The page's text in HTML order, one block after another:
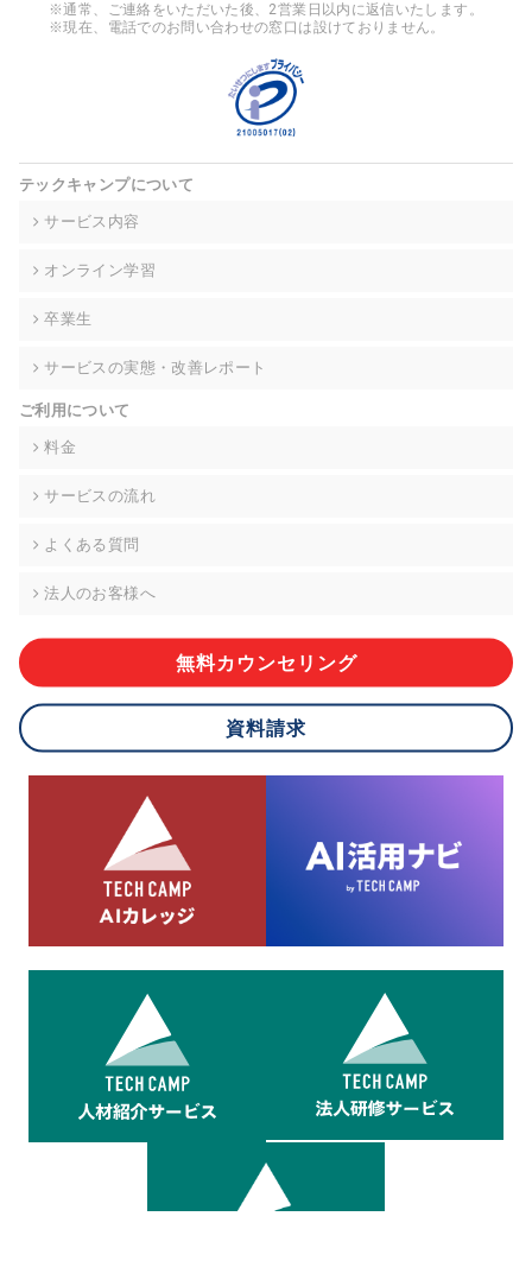
ンをとるために、氏名等の一部の情報をサービス内で使用する
チャットツールで発信することにより、本サービスの他の利用
者等に提供することがあります。
当社は事業運営上、前項利用目的の範囲に限って個人情報を外
高い委託先を選定し、個人情報の適正管理・機密保持について
個人情報の開示等(利用目的の通知、開示、内容の訂正・追加・
て、下記の当社問合わせ窓口に申し出ることができます。その
的な期間内に対応いたします。ただし、申請が本人確認が不可
により、ご希望に添えない場合があります。 なお、アクセスロ
グなどの個人情報以外の情報については、原則として開示等は
株式会社div 個人情報問合せ窓口
メールアドレス:privacy_policy@di-v.co.jp
ご本人様が当社に個人情報を提供されるかどうかは任意による
応ができない場合があります。
8.cookieにより取得・分析した情報とその利用について
当社は第三者が運営するデータ・マネジメント・プラットフォ
ームからcookieにより収集されたウェブの閲覧機歴及びその分
析結果を取得し、これをお客様の個人データと結びつけた上
で、広告配信等の目的で利用いたします。
※通常、ご連絡をいただいた後、2営業日以内に返信いたします。
※現在、電話でのお問い合わせの窓口は設けておりません。
テックキャンプについて
サービス内容
オンライン学習
卒業生
サービスの実態・改善レポート
ご利用について
料金
サービスの流れ
よくある質問
法人のお客様へ
無料カウンセリング
資料請求